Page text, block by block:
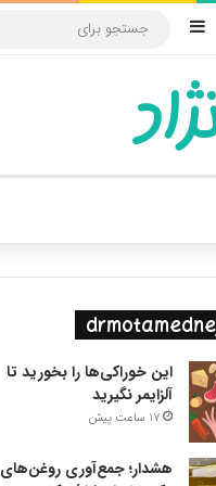
تصادفی
سایدبار
این خوراکی‌ها را بخورید تا
آلزایمر نگیرید
17 ساعت پیش
هشدار؛ جمع‌آوری روغن‌های